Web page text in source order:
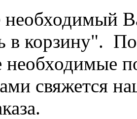
необходимый
в корзину".
необходимые
свяжется